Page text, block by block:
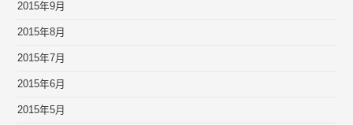
2015年9月
2015年8月
2015年7月
2015年6月
2015年5月